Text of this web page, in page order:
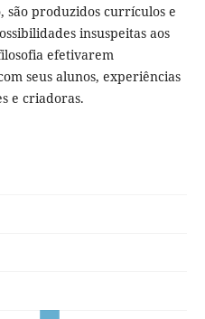
são produzidos currículos e
insuspeitas aos
efetivarem
seus alunos, experiências
e criadoras.